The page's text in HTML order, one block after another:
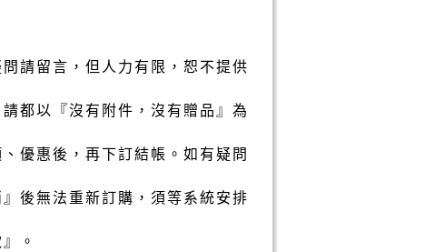
請留言，但人力有限，恕不提供
都以『沒有附件，沒有贈品』為
優惠後，再下訂結帳。如有疑問
後無法重新訂購，須等系統安排
。